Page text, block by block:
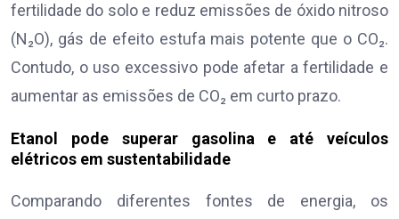
fertilidade do solo e reduz emissões de óxido nitroso
(N₂O), gás de efeito estufa mais potente que o CO₂.
Contudo, o uso excessivo pode afetar a fertilidade e
aumentar as emissões de CO₂ em curto prazo.
Etanol pode superar gasolina e até veículos
elétricos em sustentabilidade
Comparando diferentes fontes de energia, os